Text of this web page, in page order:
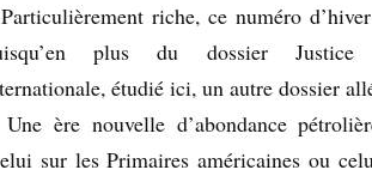
riche, ce numéro
plus du dossier Justice
étudié ici, un autre dossier
ère nouvelle d’abondance
sur les Primaires américaines ou